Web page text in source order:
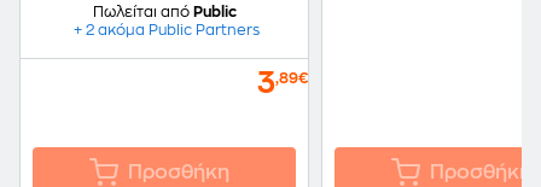
Πωλείται από Public
+ 2 ακόμα Public Partners
3,89€
Προσθήκη Προσθήκη